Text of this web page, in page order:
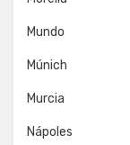
Mundo
Múnich
Murcia
Nápoles